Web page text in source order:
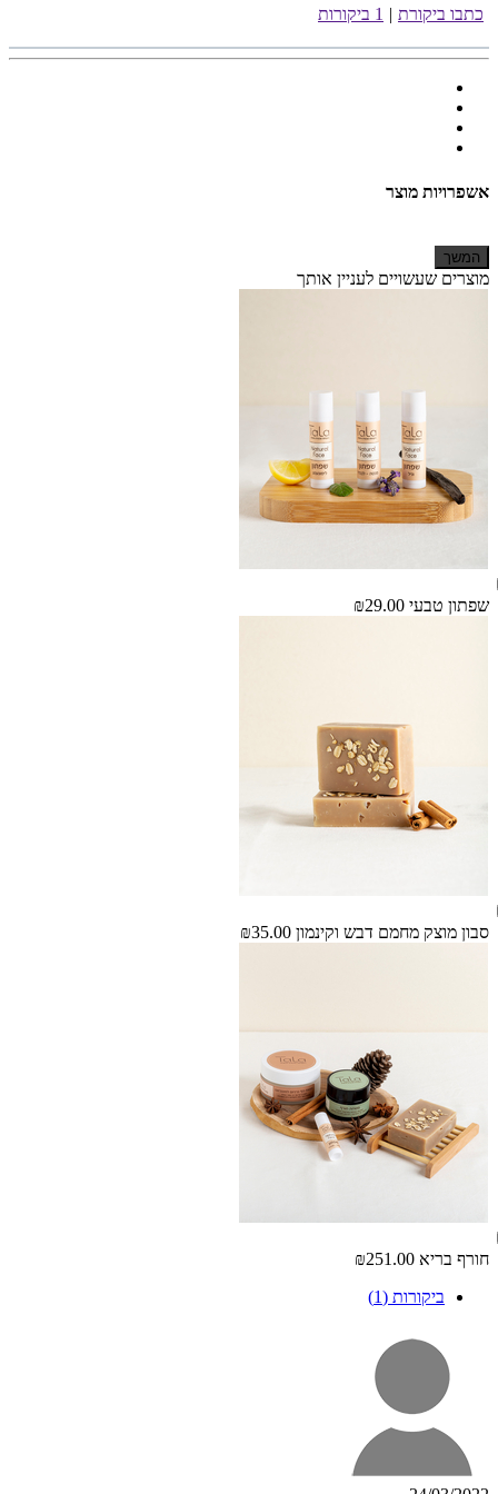
כתבו ביקורת | 1 ביקורות
אשפרויות מוצר
המשך
מוצרים שעשויים לעניין אותך
שפתון טבעי ₪29.00
סבון מוצק מחמם דבש וקינמון ₪35.00
חורף בריא ₪251.00
ביקורות (1)